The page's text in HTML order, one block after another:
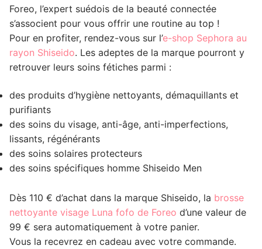
Foreo, l’expert suédois de la beauté connectée
s’associent pour vous offrir une routine au top !
Pour en profiter, rendez-vous sur l’e-shop Sephora au
rayon Shiseido. Les adeptes de la marque pourront y
retrouver leurs soins fétiches parmi :
des produits d’hygiène nettoyants, démaquillants et
purifiants
des soins du visage, anti-âge, anti-imperfections,
lissants, régénérants
des soins solaires protecteurs
des soins spécifiques homme Shiseido Men
Dès 110 € d’achat dans la marque Shiseido, la brosse
nettoyante visage Luna fofo de Foreo d’une valeur de
99 € sera automatiquement à votre panier.
Vous la recevrez en cadeau avec votre commande.